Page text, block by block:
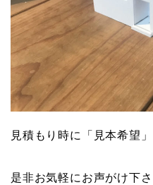
見積もり時に「見本希望
是非お気軽にお声がけ下